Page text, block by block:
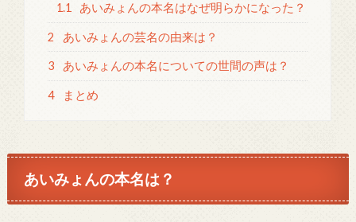
1.1 あいみょんの本名はなぜ明らかになった？
2 あいみょんの芸名の由来は？
3 あいみょんの本名についての世間の声は？
4 まとめ
あいみょんの本名は？